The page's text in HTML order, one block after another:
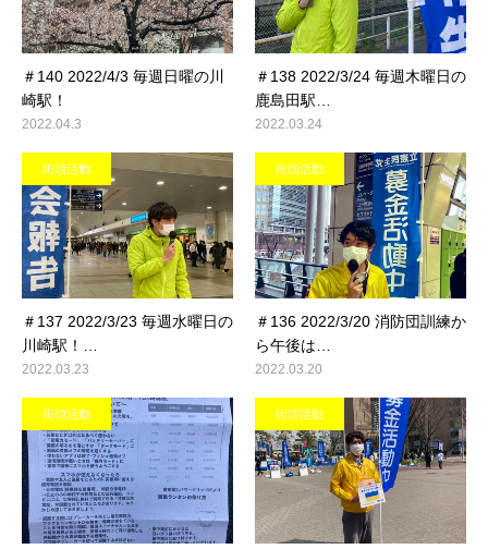
＃140 2022/4/3 毎週日曜の川
崎駅！
2022.04.3
＃138 2022/3/24 毎週木曜日の
鹿島田駅…
2022.03.24
街頭活動
＃137 2022/3/23 毎週水曜日の
川崎駅！…
2022.03.23
街頭活動
＃136 2022/3/20 消防団訓練か
ら午後は…
2022.03.20
街頭活動 街頭活動